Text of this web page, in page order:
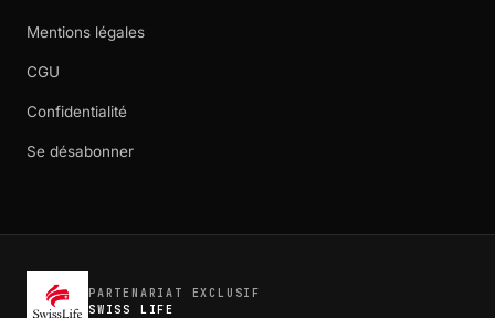
Mentions légales
CGU
Confidentialité
Se désabonner
PARTENARIAT EXCLUSIF
SWISS LIFE